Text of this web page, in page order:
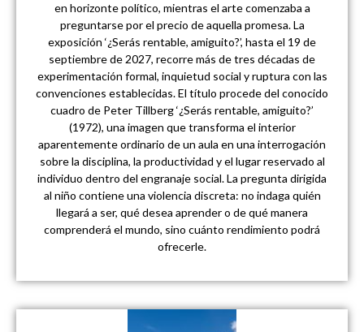
en horizonte político, mientras el arte comenzaba a
preguntarse por el precio de aquella promesa. La
exposición ‘¿Serás rentable, amiguito?’, hasta el 19 de
septiembre de 2027, recorre más de tres décadas de
experimentación formal, inquietud social y ruptura con las
convenciones establecidas. El título procede del conocido
cuadro de Peter Tillberg ‘¿Serás rentable, amiguito?’
(1972), una imagen que transforma el interior
aparentemente ordinario de un aula en una interrogación
sobre la disciplina, la productividad y el lugar reservado al
individuo dentro del engranaje social. La pregunta dirigida
al niño contiene una violencia discreta: no indaga quién
llegará a ser, qué desea aprender o de qué manera
comprenderá el mundo, sino cuánto rendimiento podrá
ofrecerle.